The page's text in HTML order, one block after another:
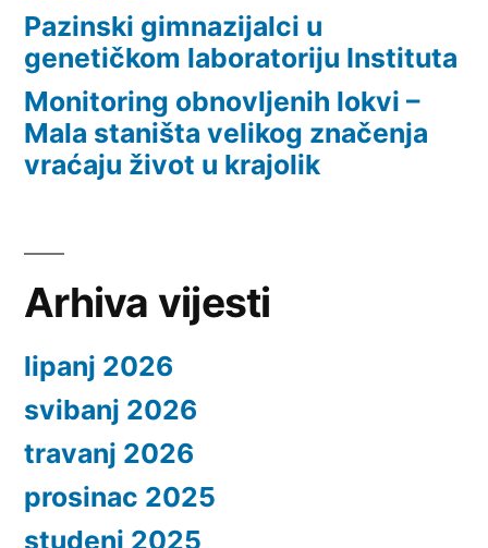
Pazinski gimnazijalci u
genetičkom laboratoriju Instituta
Monitoring obnovljenih lokvi –
Mala staništa velikog značenja
vraćaju život u krajolik
Arhiva vijesti
lipanj 2026
svibanj 2026
travanj 2026
prosinac 2025
studeni 2025